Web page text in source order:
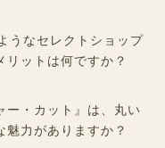
うなセレクトショップ
ットは何ですか？
ー・カット』は、丸い
力がありますか？